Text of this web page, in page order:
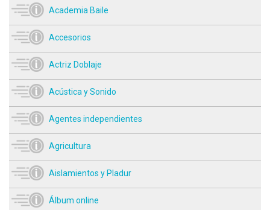
Academia Baile
Accesorios
Actriz Doblaje
Acústica y Sonido
Agentes independientes
Agricultura
Aislamientos y Pladur
Álbum online